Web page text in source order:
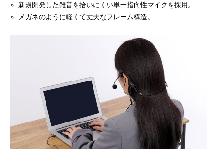
新規開発した雑音を拾いにくい単一指向性マイクを採用。
メガネのように軽くて丈夫なフレーム構造。